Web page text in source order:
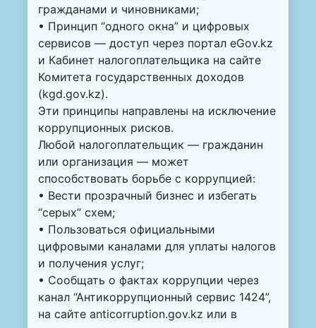
гражданами и чиновниками;
• Принцип “одного окна” и цифровых
сервисов — доступ через портал eGov.kz
и Кабинет налогоплательщика на сайте
Комитета государственных доходов
(kgd.gov.kz).
Эти принципы направлены на исключение
коррупционных рисков.
Любой налогоплательщик — гражданин
или организация — может
способствовать борьбе с коррупцией:
• Вести прозрачный бизнес и избегать
“серых” схем;
• Пользоваться официальными
цифровыми каналами для уплаты налогов
и получения услуг;
• Сообщать о фактах коррупции через
канал “Антикоррупционный сервис 1424”,
на сайте anticorruption.gov.kz или в